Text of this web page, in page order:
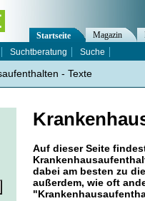
Auf dieser Seite
dabei am besten zu
außerdem, wie oft
"
Startseite Magazin
Suchtberatung Suche
- Texte